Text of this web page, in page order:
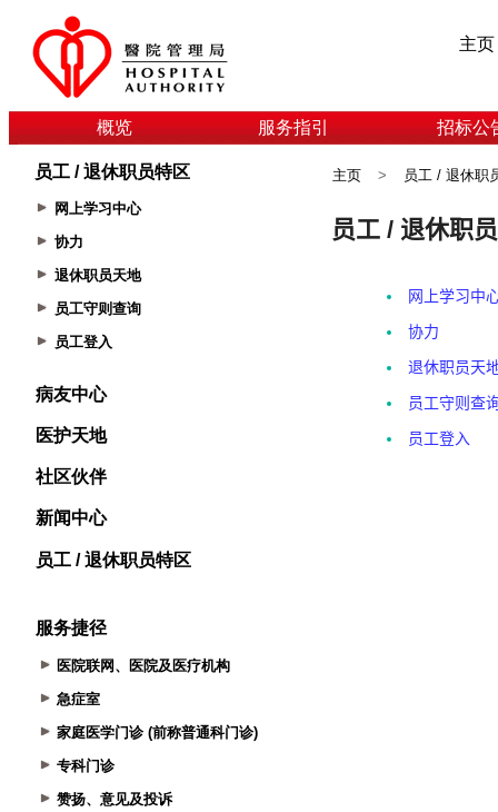
主页
概览 服务指引 招标公
员工 / 退休职员特区
网上学习中心
协力
退休职员天地
员工守则查询
员工登入
病友中心
医护天地
社区伙伴
新闻中心
员工 / 退休职员特区
服务捷径
医院联网、医院及医疗机构
急症室
家庭医学门诊 (前称普通科门诊)
专科门诊
赞扬、意见及投诉
主页 > 员工 / 退休职